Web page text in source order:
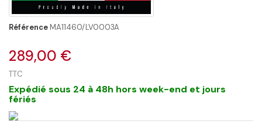
RéférenceMA11460/LV0003A
289,00 €
TTC
Expédié sous 24 à 48h hors week-end et jours
fériés